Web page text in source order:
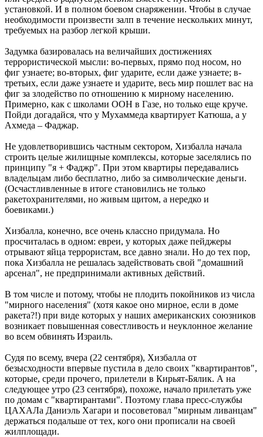
установкой. И в полном боевом снаряжении. Чтобы в случае
необходимости произвести залп в течение нескольких минут,
требуемых на разбор легкой крыши.
Задумка базировалась на величайших достижениях
террористической мысли: во-первых, прямо под носом, но
фиг узнаете; во-вторых, фиг ударите, если даже узнаете; в-
третьих, если даже узнаете и ударите, весь мир пошлет вас на
фиг за злодейство по отношению к мирному населению.
Примерно, как с школами ООН в Газе, но только еще круче.
Пойди догадайся, что у Мухаммеда квартирует Катюша, а у
Ахмеда – Фаджар.
Не удовлетворившись частным сектором, Хизбалла начала
строить целые жилищные комплексы, которые заселялись по
принципу "я + Фаджр". При этом квартиры передавались
владельцам либо бесплатно, либо за символические деньги.
(Осчастливленные в итоге становились не только
ракетохранителями, но живым щитом, а нередко и
боевиками.)
Хизбалла, конечно, все очень классно придумала. Но
просчиталась в одном: евреи, у которых даже пейджеры
отрывают яйца террористам, все давно знали. Но до тех пор,
пока Хизбалла не решалась задействовать свой "домашний
арсенал", не предпринимали активных действий.
В том числе и потому, чтобы не плодить покойников из числа
"мирного населения" (хотя какое оно мирное, если в доме
ракета?!) при виде которых у наших американских союзников
возникает повышенная совестливость и неуклонное желание
во всем обвинять Израиль.
Судя по всему, вчера (22 сентября), Хизбалла от
безысходности впервые пустила в дело своих "квартирантов",
которые, среди прочего, прилетели в Кирьят-Бялик. А на
следующее утро (23 сентября), похоже, начало прилетать уже
по домам с "квартирантами". Поэтому глава пресс-службы
ЦАХАЛа Даниэль Хагари и посоветовал "мирным ливанцам"
держаться подальше от тех, кого они прописали на своей
жилплощади.